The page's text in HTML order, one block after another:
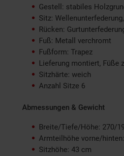
Gestell: stabiles
Sitz:
Rücken:
Fuß: Metall verchromt
Fußform: Trapez
Lieferung montiert, Füße
Sitzhärte: weich
Anzahl Sitze 6
Abmessungen & Gewicht
Breite/Tiefe/Höhe: 270/
Armteilhöhe vorne/
Sitzhöhe: 43 cm